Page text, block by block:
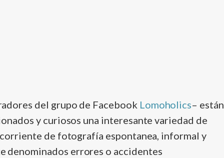
del grupo de Facebook Lomoholics– están
y curiosos una interesante variedad de
de fotografí­a espontanea, informal y
denominados errores o accidentes